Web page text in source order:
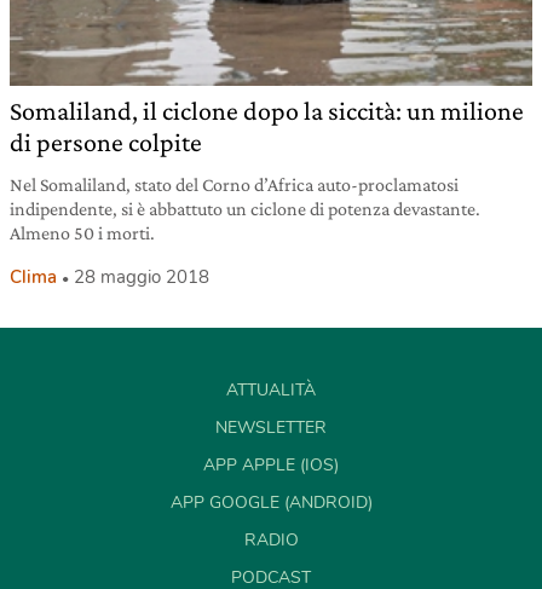
Somaliland, il ciclone dopo la siccità: un milione
di persone colpite
Nel Somaliland, stato del Corno d’Africa auto-proclamatosi
indipendente, si è abbattuto un ciclone di potenza devastante.
Almeno 50 i morti.
Clima 28 maggio 2018
ATTUALITÀ
NEWSLETTER
APP APPLE (IOS)
APP GOOGLE (ANDROID)
RADIO
PODCAST